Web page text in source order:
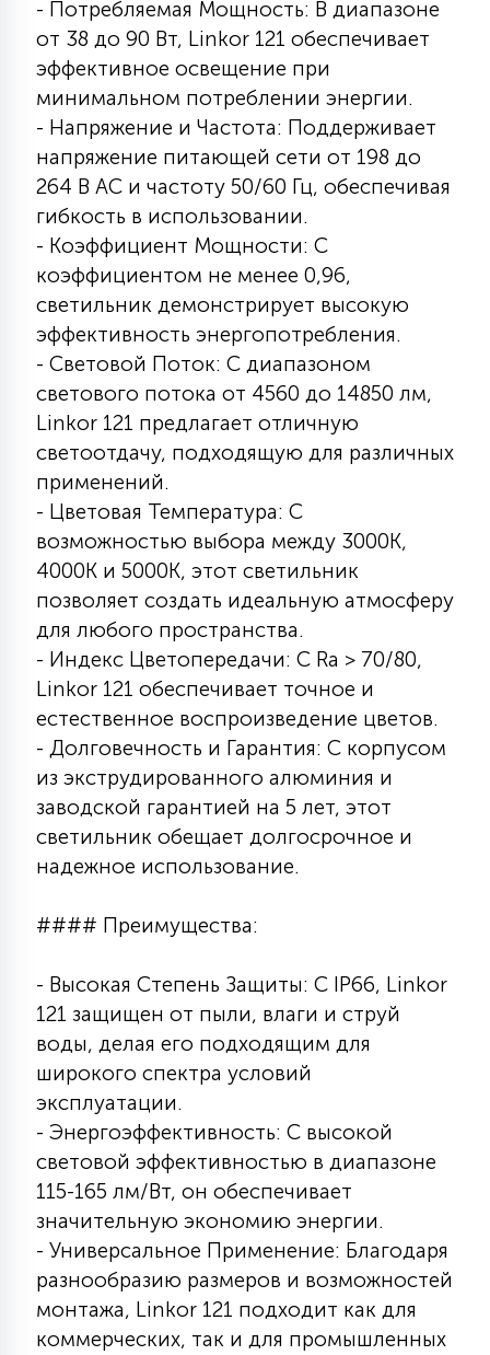
С УПРАВЛЕНИЕМ
АКСЕССУАРЫ
- Потребляемая Мощность: В диапазоне
от 38 до 90 Вт, Linkor 121 обеспечивает
эффективное освещение при
минимальном потреблении энергии.
- Напряжение и Частота: Поддерживает
напряжение питающей сети от 198 до
264 В АС и частоту 50/60 Гц, обеспечивая
гибкость в использовании.
- Коэффициент Мощности: С
коэффициентом не менее 0,96,
светильник демонстрирует высокую
эффективность энергопотребления.
- Световой Поток: С диапазоном
светового потока от 4560 до 14850 лм,
Linkor 121 предлагает отличную
светоотдачу, подходящую для различных
применений.
- Цветовая Температура: С
возможностью выбора между 3000К,
4000К и 5000К, этот светильник
позволяет создать идеальную атмосферу
для любого пространства.
- Индекс Цветопередачи: С Ra > 70/80,
Linkor 121 обеспечивает точное и
естественное воспроизведение цветов.
- Долговечность и Гарантия: С корпусом
из экструдированного алюминия и
заводской гарантией на 5 лет, этот
светильник обещает долгосрочное и
надежное использование.
#### Преимущества:
- Высокая Степень Защиты: С IP66, Linkor
121 защищен от пыли, влаги и струй
воды, делая его подходящим для
широкого спектра условий
эксплуатации.
- Энергоэффективность: С высокой
световой эффективностью в диапазоне
115-165 лм/Вт, он обеспечивает
значительную экономию энергии.
- Универсальное Применение: Благодаря
разнообразию размеров и возможностей
монтажа, Linkor 121 подходит как для
коммерческих, так и для промышленных